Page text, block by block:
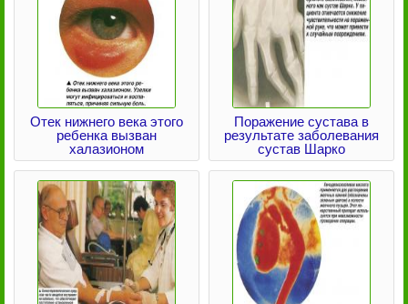
Отек нижнего века этого
ребенка вызван
халазионом
Поражение сустава в
результате заболевания
сустав Шарко